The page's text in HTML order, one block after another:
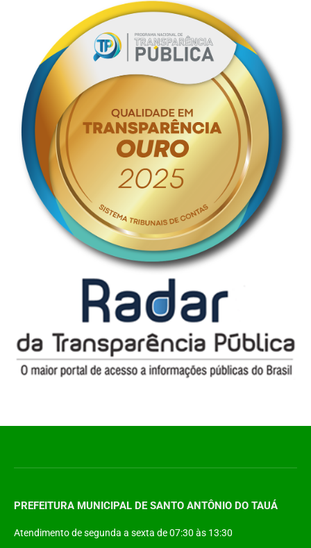
PREFEITURA MUNICIPAL DE SANTO ANTÔNIO DO TAUÁ
Atendimento de segunda a sexta de 07:30 às 13:30